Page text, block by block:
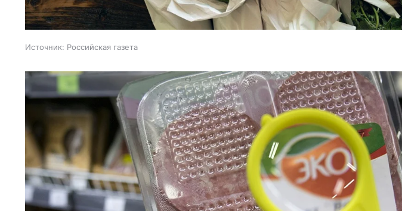
Источник: Российская газета